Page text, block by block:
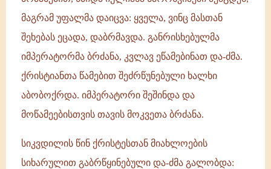
მაგრამ უფალმა დაიცვა: ყველა, ვინც მასთან
შეხებას ეცადა, დაბრმავდა. განრისხებულმა
იმპერატორმა ბრძანა, კვლავ ეწამებინათ და-ძმა.
ქრისტიანთა წამებით შეძრწუნებული ხალხი
აბობოქრდა. იმპერატორი შეშინდა და
მოწამეებისთვის თავის მოკვეთა ბრძანა.
სიკვდილის წინ ქრისტესთან მიახლოების
სიხარულით გაბრწყინებული და-ძმა გალობდა: